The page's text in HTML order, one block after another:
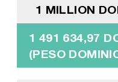
1 MILLION
1 491 634,97
(PESO